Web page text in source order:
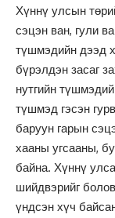
Хүннү улсын
сэцэн ван, гули
түшмэдийн дээд
бүрэлдэн засаг
нутгийн
түшмэд гэсэн
баруун гарын
хааны угсааны,
байна. Хүннү
шийдвэрийг
үндсэн хүч